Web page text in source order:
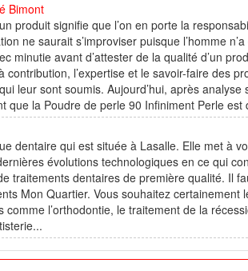
Bimont
produit signifie que l’on en porte la
ne saurait s’improviser puisque l’homme
minutie avant d’attester de la qualité d’un
l’expertise et le savoir-faire des
leur sont soumis. Aujourd’hui, après
que la Poudre de perle 90 Infiniment Perle est
dentaire qui est située à Lasalle. Elle met à
évolutions technologiques en ce qui
traitements dentaires de première qualité. Il
Mon Quartier. Vous souhaitez
l’orthodontie, le traitement de la